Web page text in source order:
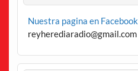
Nuestra pagina en Facebook
reyherediaradio@gmail.com